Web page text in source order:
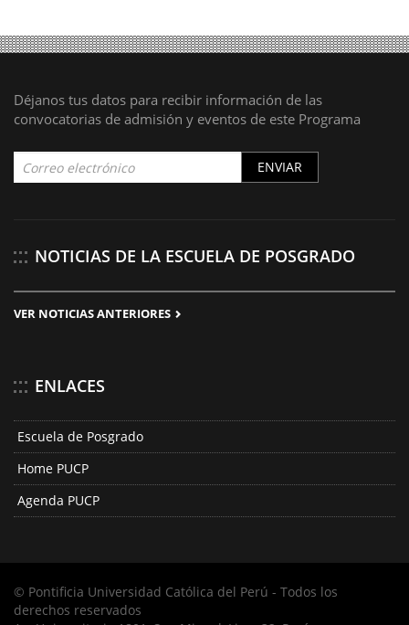
Déjanos tus datos para recibir información de las
convocatorias de admisión y eventos de este Programa
ENVIAR
NOTICIAS DE LA ESCUELA DE POSGRADO
VER NOTICIAS ANTERIORES
ENLACES
Escuela de Posgrado
Home PUCP
Agenda PUCP
© Pontificia Universidad Católica del Perú - Todos los
derechos reservados